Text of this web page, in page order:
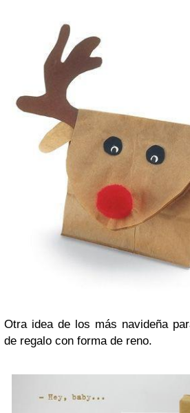
Otra idea de los más navideña
de regalo con forma de reno.